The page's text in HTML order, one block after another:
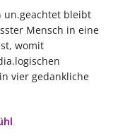
un.geachtet bleibt
Mensch in eine
womit
vier gedankliche